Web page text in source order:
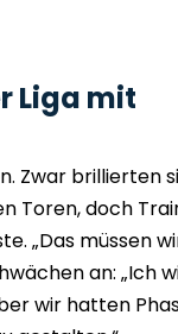
Liga mit
Zwar brillierten
Toren, doch
„Das müssen
an: „Ich
wir hatten